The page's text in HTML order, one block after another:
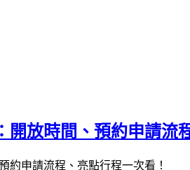
放時間、預約申請流